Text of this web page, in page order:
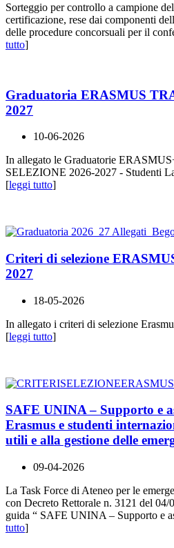
Sorteggio per controllo a campione
certificazione, rese dai componenti
delle procedure concorsuali per il
tutto]
Graduatoria ERASMUS
2027
10-06-2026
In allegato le Graduatorie
SELEZIONE 2026-2027 - Studenti
[leggi tutto]
Criteri di selezione
2027
18-05-2026
In allegato i criteri di selezione
[leggi tutto]
SAFE UNINA – Supporto e
Erasmus e studenti
utili e alla gestione delle
09-04-2026
La Task Force di Ateneo per le
con Decreto Rettorale n. 3121 del 04/
guida “ SAFE UNINA – Supporto e
tutto]